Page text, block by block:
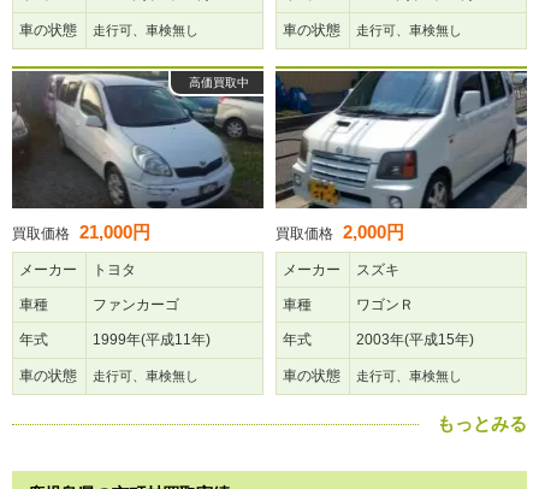
車の状態 走行可、車検無し 車の状態 走行可、車検無し
高価買取中
買取価格 21,000円
メーカー トヨタ
車種 ファンカーゴ
年式 1999年(平成11年)
車の状態 走行可、車検無し
買取価格 2,000円
メーカー スズキ
車種 ワゴンＲ
年式 2003年(平成15年)
車の状態 走行可、車検無し
もっとみる